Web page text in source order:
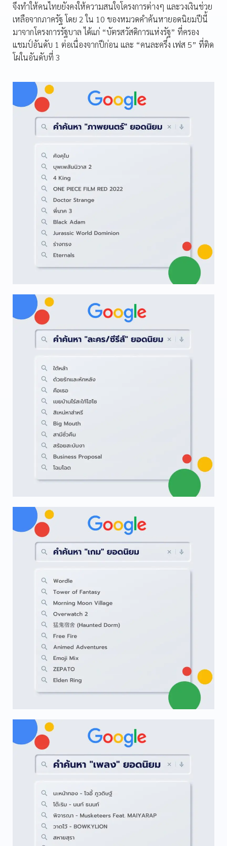
จึงทำให้คนไทยยังคงให้ความสนใจโครงการต่างๆ และวงเงินช่วย
เหลือจากภาครัฐ โดย 2 ใน 10 ของหมวดคำค้นหายอดนิยมปีนี้
มาจากโครงการรัฐบาล ได้แก่ “บัตรสวัสดิการแห่งรัฐ” ที่ครอง
แชมป์อันดับ 1 ต่อเนื่องจากปีก่อน และ “คนละครึ่ง เฟส 5” ที่ติด
โผในอันดับที่ 3